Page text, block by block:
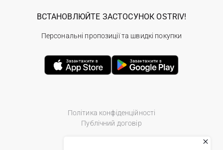
Політика конфіденційності
Публічний договір
ВСТАНОВЛЮЙТЕ ЗАСТОСУНОК OSTRIV!
Персональні пропозиції та швидкі покупки